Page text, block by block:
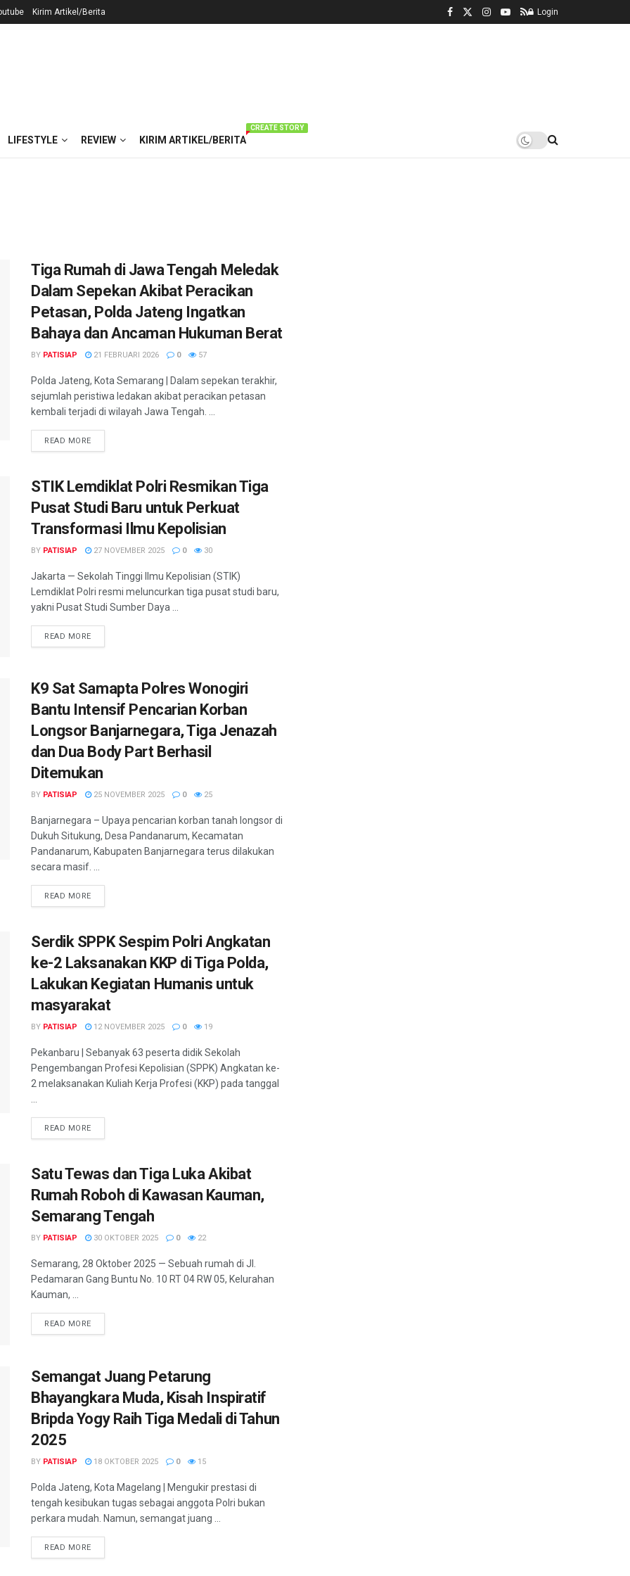
Kirim Artikel/Berita Login
LIFESTYLE REVIEW KIRIM ARTIKEL/BERITA
CREATE STORY
Tiga Rumah di Jawa Tengah Meledak
Dalam Sepekan Akibat Peracikan
Petasan, Polda Jateng Ingatkan
Bahaya dan Ancaman Hukuman Berat
BY PATISIAP 21 FEBRUARI 2026 0 57
Polda Jateng, Kota Semarang | Dalam sepekan terakhir,
sejumlah peristiwa ledakan akibat peracikan petasan
kembali terjadi di wilayah Jawa Tengah. ...
READ MOREDETAILS
STIK Lemdiklat Polri Resmikan Tiga
Pusat Studi Baru untuk Perkuat
Transformasi Ilmu Kepolisian
BY PATISIAP 27 NOVEMBER 2025 0 30
Jakarta — Sekolah Tinggi Ilmu Kepolisian (STIK)
Lemdiklat Polri resmi meluncurkan tiga pusat studi baru,
yakni Pusat Studi Sumber Daya ...
READ MOREDETAILS
K9 Sat Samapta Polres Wonogiri
Bantu Intensif Pencarian Korban
Longsor Banjarnegara, Tiga Jenazah
dan Dua Body Part Berhasil
Ditemukan
BY PATISIAP 25 NOVEMBER 2025 0 25
Banjarnegara – Upaya pencarian korban tanah longsor di
Dukuh Situkung, Desa Pandanarum, Kecamatan
Pandanarum, Kabupaten Banjarnegara terus dilakukan
secara masif. ...
READ MOREDETAILS
Serdik SPPK Sespim Polri Angkatan
ke-2 Laksanakan KKP di Tiga Polda,
Lakukan Kegiatan Humanis untuk
masyarakat
BY PATISIAP 12 NOVEMBER 2025 0 19
Pekanbaru | Sebanyak 63 peserta didik Sekolah
Pengembangan Profesi Kepolisian (SPPK) Angkatan ke-
2 melaksanakan Kuliah Kerja Profesi (KKP) pada tanggal
...
READ MOREDETAILS
Satu Tewas dan Tiga Luka Akibat
Rumah Roboh di Kawasan Kauman,
Semarang Tengah
BY PATISIAP 30 OKTOBER 2025 0 22
Semarang, 28 Oktober 2025 — Sebuah rumah di Jl.
Pedamaran Gang Buntu No. 10 RT 04 RW 05, Kelurahan
Kauman, ...
READ MOREDETAILS
Semangat Juang Petarung
Bhayangkara Muda, Kisah Inspiratif
Bripda Yogy Raih Tiga Medali di Tahun
2025
BY PATISIAP 18 OKTOBER 2025 0 15
Polda Jateng, Kota Magelang | Mengukir prestasi di
tengah kesibukan tugas sebagai anggota Polri bukan
perkara mudah. Namun, semangat juang ...
READ MOREDETAILS